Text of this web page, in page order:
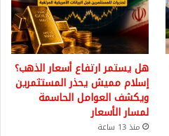
هل يستمر ارتفاع أسعار الذهب؟
إسلام مميش يحذر المستثمرين
ويكشف العوامل الحاسمة
لمسار الأسعار
منذ 13 ساعة